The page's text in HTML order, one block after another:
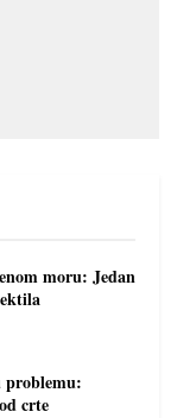
moru: Jedan
problemu:
crte